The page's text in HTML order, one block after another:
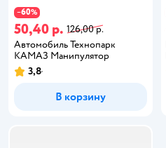
−60%
50,40 р. 126,00 р.
Автомобиль Технопарк
КАМАЗ Манипулятор
3,8
В корзину